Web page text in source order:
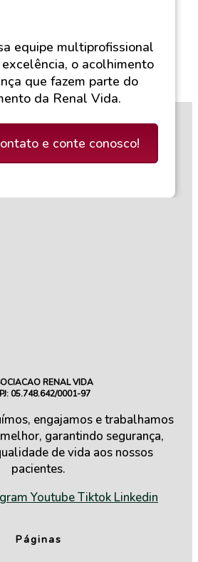
equipe multiprofissional
o acolhimento
que fazem parte do
da Renal Vida.
e conte conosco!
RENAL VIDA
05.748.642/0001-97
engajamos e trabalhamos
garantindo segurança,
de vida aos nossos
pacientes.
YoutubeTiktok Linkedin
Páginas